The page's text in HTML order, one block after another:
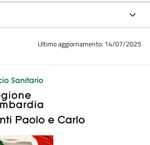
Ultimo aggiornamento: 14/07/2025